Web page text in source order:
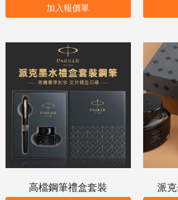
加入報價單
高檔鋼筆禮盒套裝 派